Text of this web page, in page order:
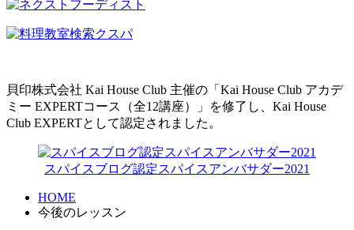
貝印株式会社 Kai House Club 主催の「Kai House Club アカデ
ミー EXPERTコース（全12講座）」を修了し、Kai House
Club EXPERTとして認定されました。
スパイスブログ認定スパイスアンバサダー2021
HOME
今後のレッスン